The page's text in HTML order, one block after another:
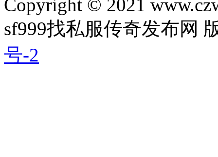
Copyright © 2021
sf999找私服传奇发布网
号-2